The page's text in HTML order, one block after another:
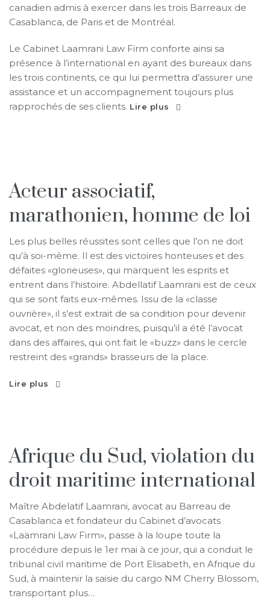
canadien admis à exercer dans les trois Barreaux de
Casablanca, de Paris et de Montréal.
Le Cabinet Laamrani Law Firm conforte ainsi sa
présence à l’international en ayant des bureaux dans
les trois continents, ce qui lui permettra d’assurer une
assistance et un accompagnement toujours plus
rapprochés de ses clients. Lire plus
Acteur associatif,
marathonien, homme de loi
Les plus belles réussites sont celles que l’on ne doit
qu’à soi-même. Il est des victoires honteuses et des
défaites «glorieuses», qui marquent les esprits et
entrent dans l’histoire. Abdellatif Laamrani est de ceux
qui se sont faits eux-mêmes. Issu de la «classe
ouvrière», il s’est extrait de sa condition pour devenir
avocat, et non des moindres, puisqu’il a été l’avocat
dans des affaires, qui ont fait le «buzz» dans le cercle
restreint des «grands» brasseurs de la place.
Lire plus
Afrique du Sud, violation du
droit maritime international
Maître Abdelatif Laamrani, avocat au Barreau de
Casablanca et fondateur du Cabinet d’avocats
«Laamrani Law Firm», passe à la loupe toute la
procédure depuis le 1er mai à ce jour, qui a conduit le
tribunal civil maritime de Port Elisabeth, en Afrique du
Sud, à maintenir la saisie du cargo NM Cherry Blossom,
transportant plus…